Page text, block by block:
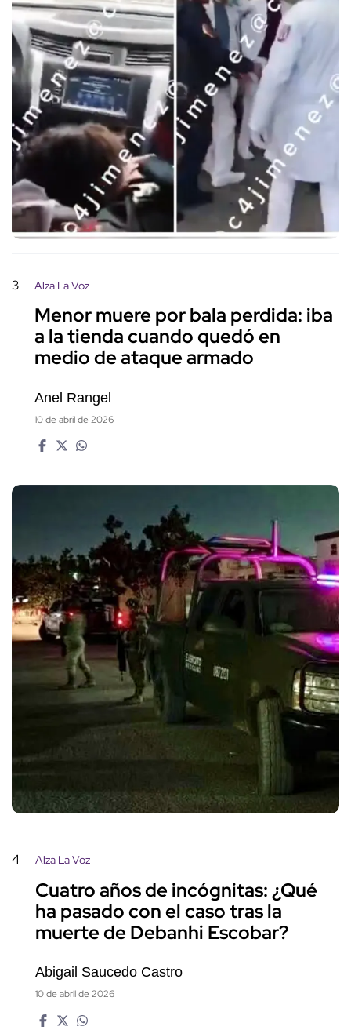
3 Alza La Voz
Menor muere por bala perdida: iba
a la tienda cuando quedó en
medio de ataque armado
Anel Rangel
10 de abril de 2026
4 Alza La Voz
Cuatro años de incógnitas: ¿Qué
ha pasado con el caso tras la
muerte de Debanhi Escobar?
Abigail Saucedo Castro
10 de abril de 2026